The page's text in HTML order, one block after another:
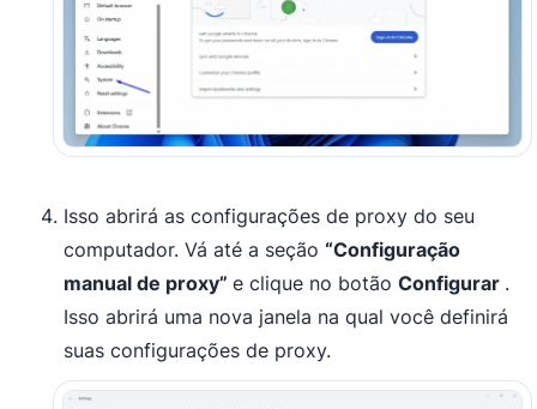
Isso abrirá as configurações de proxy do seu
computador. Vá até a seção“Configuração
manual de proxy”e clique no botãoConfigurar .
Isso abrirá uma nova janela na qual você definirá
suas configurações de proxy.